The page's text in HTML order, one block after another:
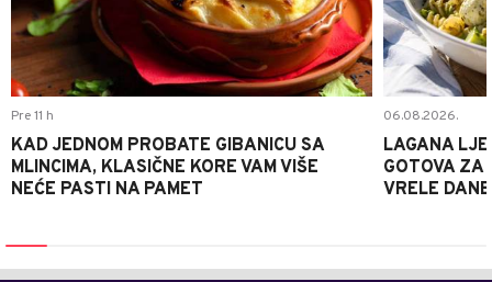
Pre 11 h
KAD JEDNOM PROBATE GIBANICU SA
MLINCIMA, KLASIČNE KORE VAM VIŠE
NEĆE PASTI NA PAMET
06.08.2026.
LAGANA
GOTOVA ZA
VRELE DANE